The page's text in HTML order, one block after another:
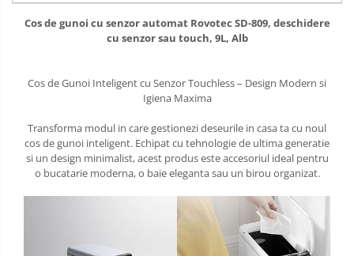
Cos de gunoi cu senzor automat Rovotec SD-809, deschidere
cu senzor sau touch, 9L, Alb
Cos de Gunoi Inteligent cu Senzor Touchless – Design Modern si
Igiena Maxima
Transforma modul in care gestionezi deseurile in casa ta cu noul
cos de gunoi inteligent. Echipat cu tehnologie de ultima generatie
si un design minimalist, acest produs este accesoriul ideal pentru
o bucatarie moderna, o baie eleganta sau un birou organizat.